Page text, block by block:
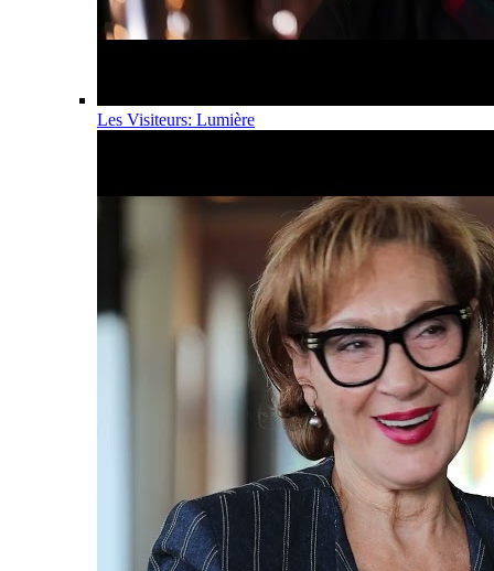
Les Visiteurs: Lumière